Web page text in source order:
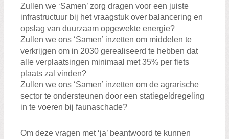
Zullen we ‘Samen’ zorg dragen voor een juiste
infrastructuur bij het vraagstuk over balancering en
opslag van duurzaam opgewekte energie?
Zullen we ons ‘Samen’ inzetten om middelen te
verkrijgen om in 2030 gerealiseerd te hebben dat
alle verplaatsingen minimaal met 35% per fiets
plaats zal vinden?
Zullen we ons ‘Samen’ inzetten om de agrarische
sector te ondersteunen door een statiegeldregeling
in te voeren bij faunaschade?
Om deze vragen met ‘ja’ beantwoord te kunnen